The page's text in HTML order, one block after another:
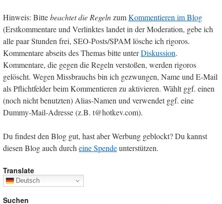
Hinweis: Bittebeachtet die RegelnzumKommentieren im Blog
(Erstkommentare und Verlinktes landet in der Moderation, gebe ich
alle paar Stunden frei, SEO-Posts/SPAM lösche ich rigoros.
Kommentare abseits des Themas bitte unterDiskussion.
Kommentare, die gegen die Regeln verstoßen, werden rigoros
gelöscht. Wegen Missbrauchs bin ich gezwungen, Name und E-Mail
als Pflichtfelder beim Kommentieren zu aktivieren. Wählt ggf. einen
(noch nicht benutzten) Alias-Namen und verwendet ggf. eine
Dummy-Mail-Adresse (z.B. t@hotkev.com).
Du findest den Blog gut, hast aber Werbung geblockt? Du kannst
diesen Blog auch durcheine Spendeunterstützen.
Translate
Deutsch
Suchen